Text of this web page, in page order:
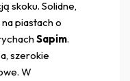
skoku. Solidne,
piastach o
Sapim.
szerokie
W